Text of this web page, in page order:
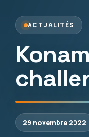
ACTUALITÉS
29 novembre 2022